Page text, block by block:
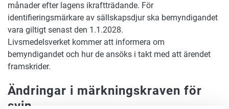
månader efter lagens ikraftträdande. För
identifieringsmärkare av sällskapsdjur ska bemyndigandet
vara giltigt senast den 1.1.2028.
Livsmedelsverket kommer att informera om
bemyndigandet och hur de ansöks i takt med att ärendet
framskrider.
Ändringar i märkningskraven för
svin